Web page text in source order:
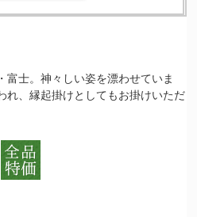
富士。神々しい姿を漂わせていま
れ、縁起掛けとしてもお掛けいただ